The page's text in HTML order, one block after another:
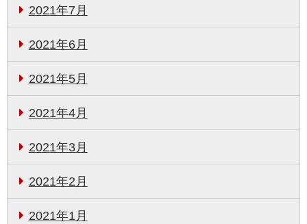
2021年7月
2021年6月
2021年5月
2021年4月
2021年3月
2021年2月
2021年1月